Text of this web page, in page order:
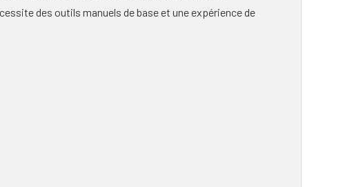
des outils manuels de base et une expérience de